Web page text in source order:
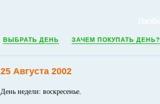
ВЫБРАТЬ ДЕНЬ ЗАЧЕМ ПОКУПАТЬ ДЕНЬ?
25 Августа 2002
День недели: воскресенье.